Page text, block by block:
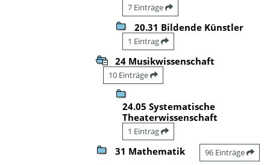
7 Einträge
20.31 Bildende Künstler
1 Eintrag
24 Musikwissenschaft
10 Einträge
24.05 Systematische
Theaterwissenschaft
1 Eintrag
31 Mathematik 96 Einträge